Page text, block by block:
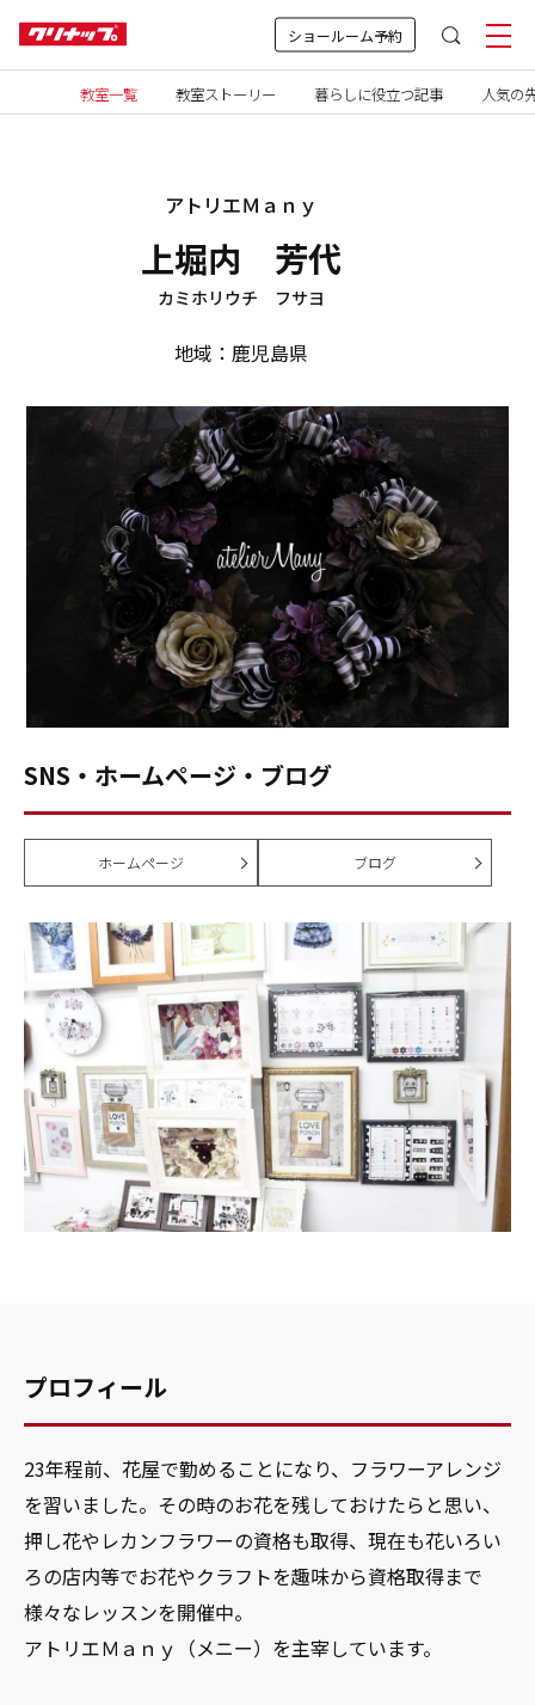
ショールーム予約
教室一覧 教室ストーリー 暮らしに役立つ記事 人気の
アトリエＭａｎｙ
上堀内 芳代
カミホリウチ フサヨ
地域：鹿児島県
SNS・ホームページ・ブログ
ホームページ ブログ
プロフィール
23年程前、花屋で勤めることになり、フラワーアレンジ
を習いました。その時のお花を残しておけたらと思い、
押し花やレカンフラワーの資格も取得、現在も花いろい
ろの店内等でお花やクラフトを趣味から資格取得まで
様々なレッスンを開催中。
アトリエＭａｎｙ（メニー）を主宰しています。